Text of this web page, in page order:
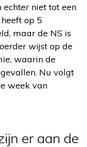
echter niet tot een
op 5
maar de NS is
wijst op de
waarin de
Nu volgt
week van
er aan de